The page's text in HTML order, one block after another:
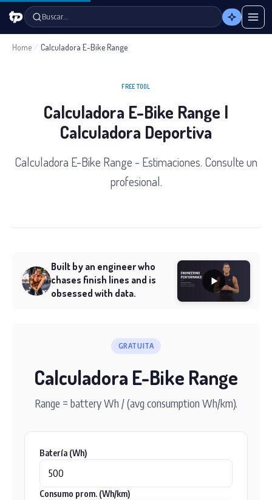
Buscar…
Home / Calculadora E-Bike Range
FREE TOOL
Calculadora E-Bike Range |
Calculadora Deportiva
Calculadora E-Bike Range - Estimaciones. Consulte un
profesional.
Built by an engineer who
chases finish lines and is
obsessed with data.
GRATUITA
Calculadora E-Bike Range
Range = battery Wh / (avg consumption Wh/km).
Batería (Wh)
Consumo prom. (Wh/km)